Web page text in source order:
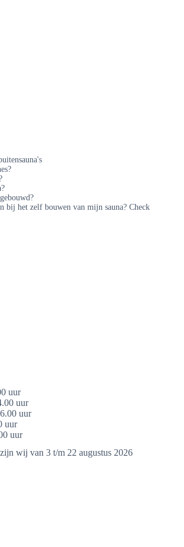
bij het zelf bouwen van mijn sauna? Check
uur
uur
uur
uur
uur
wij van 3 t/m 22 augustus 2026